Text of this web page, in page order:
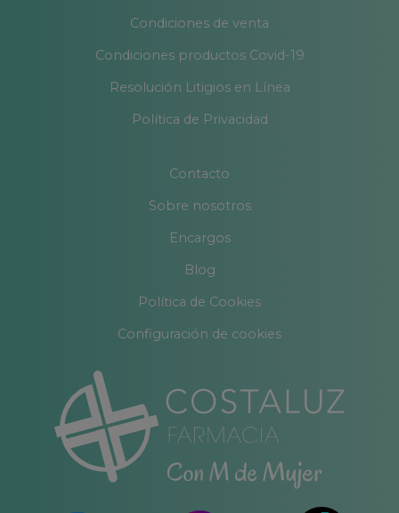
Condiciones de venta
Condiciones productos Covid-19
Resolución Litigios en Línea
Política de Privacidad
Contacto
Sobre nosotros
Encargos
Blog
Política de Cookies
Configuración de cookies